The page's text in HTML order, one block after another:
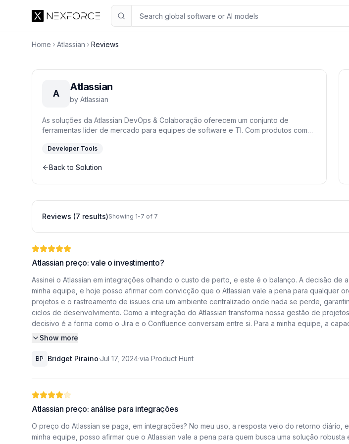
Home Atlassian Reviews
A
Atlassian
by Atlassian
As soluções da Atlassian DevOps & Colaboração oferecem um conjunto de
ferramentas líder de mercado para equipes de software e TI. Com produtos como
gestão do conhecimento e os fluxos de desenvolvimento. Centralize a
integradas.
Developer Tools
Back to Solution
Reviews (7 results)Showing 1-7 of 7
Atlassian preço: vale o investimento?
Assinei o Atlassian em integrações olhando o custo de perto, e este é o balanço. A decisão
minha equipe, e hoje posso afirmar com convicção que o Atlassian vale a pena para qualquer
projetos e o rastreamento de issues cria um ambiente centralizado onde nada se perde,
ciclos de desenvolvimento. Como a integração do Atlassian transforma nossa gestão de
decisivo é a forma como o Jira e o Confluence conversam entre si. Para a minha equipe, a
status elimina o ruído de comunicação que costumávamos ter com outras ferramentas isoladas.
Essa sinergia não apenas organiza o fluxo de trabalho, mas também nos dá uma visibilidade
alternando entre abas e tentando sincronizar informações em planilhas ou softwares
Isso é vital quando estamos lidando com múltiplos times simultaneamente, pois a
encontrar o que precisa, sem depender de conversas informais ou e-mails perdidos. É essa
trabalho. Lidando com a curva de aprendizado da suíte Atlassian Não posso negar que a
suíte. No início, configurar fluxos de trabalho personalizados e entender as permissões pode
Show more
BP Bridget Piraino·Jul 17, 2024·via Product Hunt
Atlassian preço: análise para integrações
O preço do Atlassian se paga, em integrações? No meu uso, a resposta veio do retorno diário,
minha equipe, posso afirmar que o Atlassian vale a pena para quem busca uma solução